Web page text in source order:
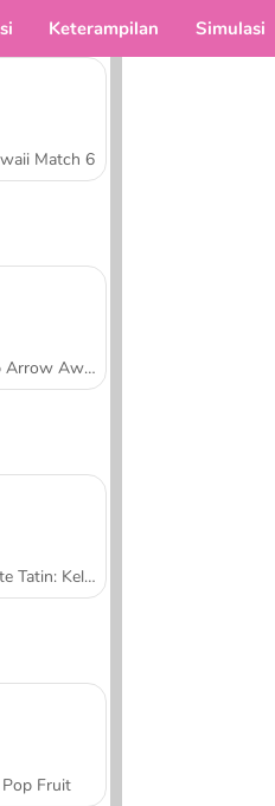
Keterampilan Simulasi
Match 6
Tap Arrow Away
Tarte Tatin: Kelas Memasak Sara
Pop Fruit